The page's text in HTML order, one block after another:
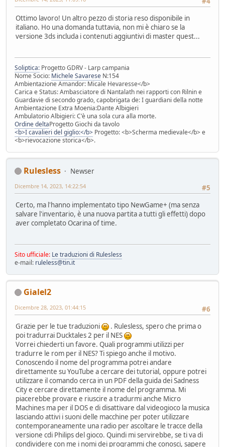
Ottimo lavoro! Un altro pezzo di storia reso disponibile in
italiano. Ho una domanda tuttavia, non mi è chiaro se la
versione 3ds includa i contenuti aggiuntivi di master quest...
Soliptica: Progetto GDRV - Larp campania
Nome Socio: Michele Savarese N:154
Ambientazione Amandor: Micale Hevaresse</b>
Carica e Status: Ambasciatore di Nantalath nei rapporti con Rilnin e
Guardavie di secondo grado, capobrigata de: I guardiani della notte
Ambientazione Extra Moenia:Dante Albigieri
Ambulatorio Albigieri: C'è una sola cura alla morte.
Ordine deltaProgetto Giochi da tavolo
<b>I cavalieri del giglio:</b> Progetto: <b>Scherma medievale</b> e
<b>rievocazione storica</b>.
Rulesless
Newser
#5
Dicembre 14, 2023, 14:22:54
Certo, ma l'hanno implementato tipo NewGame+ (ma senza
salvare l'inventario, è una nuova partita a tutti gli effetti) dopo
aver completato Ocarina of time.
Sito ufficiale: Le traduzioni di Rulesless
e-mail: ruleless@tin.it
Gialel2
#6
Dicembre 28, 2023, 01:44:15
Grazie per le tue traduzioni
. Rulesless, spero che prima o
poi tradurrai Ducktales 2 per il NES
Vorrei chiederti un favore. Quali programmi utilizzi per
tradurre le rom per il NES? Ti spiego anche il motivo.
Conoscendo il nome del programma potrei andare
direttamente su YouTube a cercare dei tutorial, oppure potrei
utilizzare il comando cerca in un PDF della guida dei Sadness
City e cercare direttamente il nome del programma. Mi
piacerebbe provare e riuscire a tradurmi anche Micro
Machines ma per il DOS e di disattivare dal videogioco la musica
lasciando attivi i suoni delle macchine per poter utilizzare
contemporaneamente una radio per ascoltare le tracce della
versione cdi Philips del gioco. Quindi mi servirebbe, se ti va di
condividere con me i nomi dei programmi che conosci, sapere